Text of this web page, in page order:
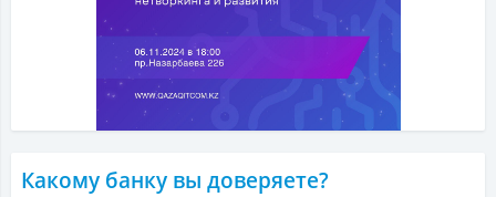
Какому банку вы доверяете?